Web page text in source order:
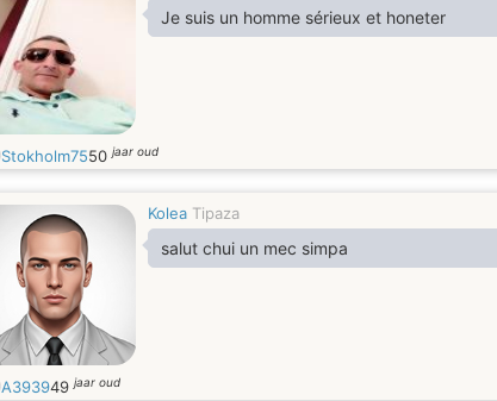
Je suis un homme sérieux et honeter
Stokholm7550jaar oud
Kolea Tipaza
salut chui un mec simpa
A393949jaar oud